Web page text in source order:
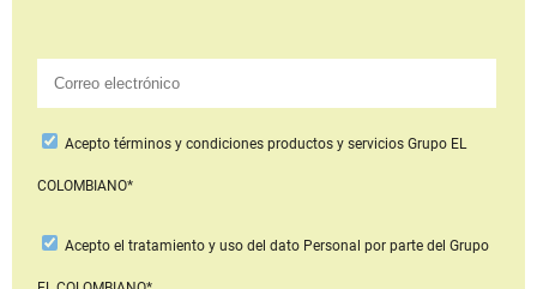
Aceptotérminos y condiciones productos y serviciosGrupo EL
COLOMBIANO*
Acepto el tratamiento y uso del dato Personal por parte del Grupo